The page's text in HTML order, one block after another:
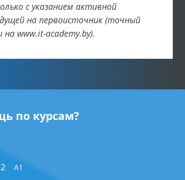
с указанием активной
на первоисточник (точный
www.it-academy.by).
по курсам?
A1